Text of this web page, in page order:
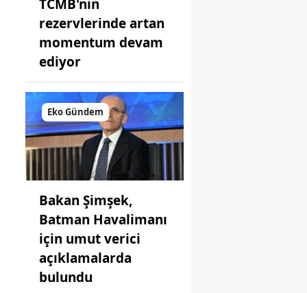
TCMB'nin
rezervlerinde artan
momentum devam
ediyor
Eko Gündem
Bakan Şimşek,
Batman Havalimanı
için umut verici
açıklamalarda
bulundu